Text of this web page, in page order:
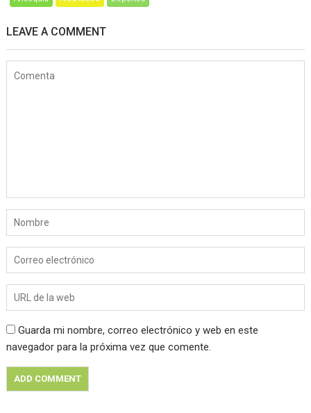
LEAVE A COMMENT
Guarda mi nombre, correo electrónico y web en este
navegador para la próxima vez que comente.